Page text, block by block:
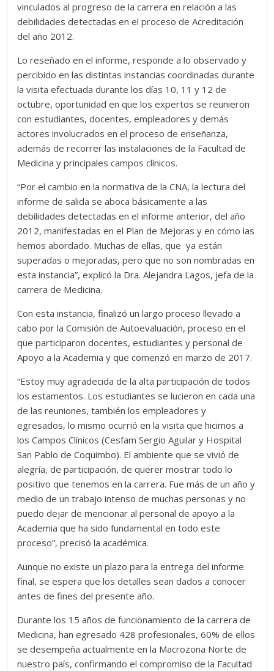
vinculados al progreso de la carrera en relación a las
debilidades detectadas en el proceso de Acreditación
del año 2012.
Lo reseñado en el informe, responde a lo observado y
percibido en las distintas instancias coordinadas durante
la visita efectuada durante los días 10, 11 y 12 de
octubre, oportunidad en que los expertos se reunieron
con estudiantes, docentes, empleadores y demás
actores involucrados en el proceso de enseñanza,
además de recorrer las instalaciones de la Facultad de
Medicina y principales campos clínicos.
“Por el cambio en la normativa de la CNA, la lectura del
informe de salida se aboca básicamente a las
debilidades detectadas en el informe anterior, del año
2012, manifestadas en el Plan de Mejoras y en cómo las
hemos abordado. Muchas de ellas, que ya están
superadas o mejoradas, pero que no son nombradas en
esta instancia”, explicó la Dra. Alejandra Lagos, jefa de la
carrera de Medicina.
Con esta instancia, finalizó un largo proceso llevado a
cabo por la Comisión de Autoevaluación, proceso en el
que participaron docentes, estudiantes y personal de
Apoyo a la Academia y que comenzó en marzo de 2017.
“Estoy muy agradecida de la alta participación de todos
los estamentos. Los estudiantes se lucieron en cada una
de las reuniones, también los empleadores y
egresados, lo mismo ocurrió en la visita que hicimos a
los Campos Clínicos (Cesfam Sergio Aguilar y Hospital
San Pablo de Coquimbo). El ambiente que se vivió de
alegría, de participación, de querer mostrar todo lo
positivo que tenemos en la carrera. Fue más de un año y
medio de un trabajo intenso de muchas personas y no
puedo dejar de mencionar al personal de apoyo a la
Academia que ha sido fundamental en todo este
proceso”, precisó la académica.
Aunque no existe un plazo para la entrega del informe
final, se espera que los detalles sean dados a conocer
antes de fines del presente año.
Durante los 15 años de funcionamiento de la carrera de
Medicina, han egresado 428 profesionales, 60% de ellos
se desempeña actualmente en la Macrozona Norte de
nuestro país, confirmando el compromiso de la Facultad